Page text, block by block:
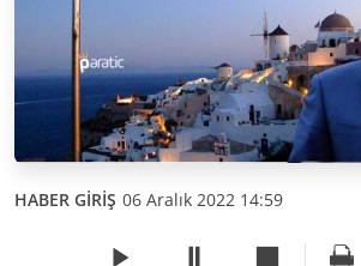
HABER GİRİŞ 06 Aralık 2022 14:59